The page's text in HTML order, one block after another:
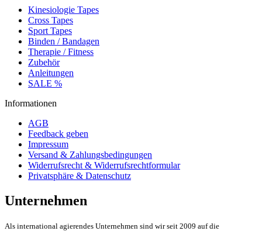
Kinesiologie Tapes
Cross Tapes
Sport Tapes
Binden / Bandagen
Therapie / Fitness
Zubehör
Anleitungen
SALE %
Informationen
AGB
Feedback geben
Impressum
Versand & Zahlungsbedingungen
Widerrufsrecht & Widerrufsrechtformular
Privatsphäre & Datenschutz
Unternehmen
Als international agierendes Unternehmen sind wir seit 2009 auf die